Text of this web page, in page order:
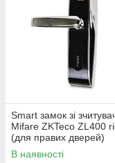
Smart замок зі
Mifare ZKTeco ZL400
(для правих дверей)
В наявності